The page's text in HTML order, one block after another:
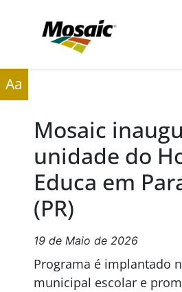
Fornecedores
Aa
Mosaic
unidade do
Educa em
(PR)
19 de Maio de 2026
Programa é implantado
municipal escolar e